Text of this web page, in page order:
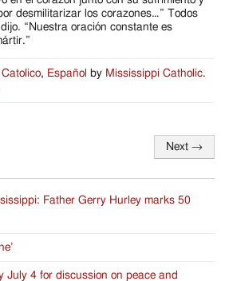
desmilitarizar los corazones…” Todos
“Nuestra oración constante es
Catolico, Español by Mississippi Catholic.
Next →
Father Gerry Hurley marks 50
July 4 for discussion on peace and